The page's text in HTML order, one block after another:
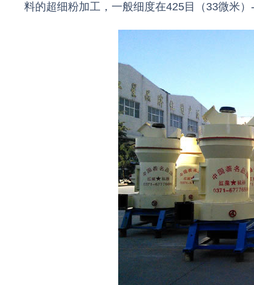
料的超细粉加工，一般细度在425目（33微米